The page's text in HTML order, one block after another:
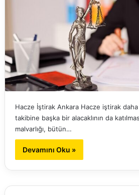
Hacze İştirak Ankara Hacze iştirak daha
takibine başka bir alacaklının da
malvarlığı, bütün…
Devamını Oku »